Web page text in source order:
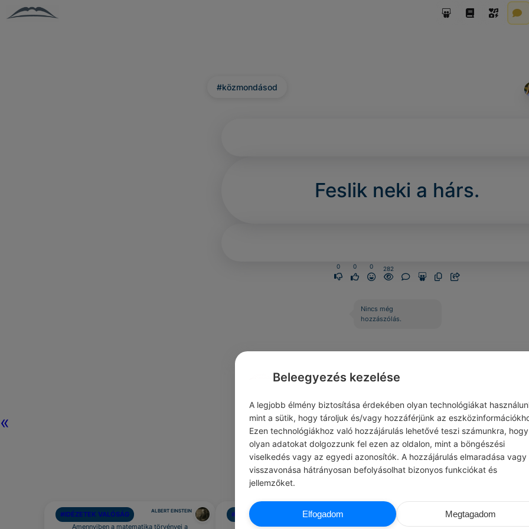
«
#közmondásod
Feslik neki a hárs.
0 0 0 282
Nincs még
hozzászólás.
#IDÉZETEK VALÓSÁG ALBERT EINSTEIN
Amennyiben a matematika törvényei a
#IDÉZETEK GONDOLAT #ÖNFEJLESZTÉS
Beleegyezés kezelése
A legjobb élmény biztosítása érdekében olyan technológiákat
mint a sütik, hogy tároljuk és/vagy hozzáférjünk az
Ezen technológiákhoz való hozzájárulás lehetővé teszi számunkra, hogy
olyan adatokat dolgozzunk fel ezen az oldalon, mint a böngészési
viselkedés vagy az egyedi azonosítók. A hozzájárulás elmaradása vagy
visszavonása hátrányosan befolyásolhat bizonyos funkciókat és
jellemzőket.
Elfogadom Megtagadom